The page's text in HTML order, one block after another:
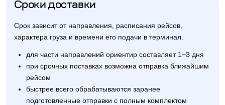
Сроки доставки
Срок зависит от направления, расписания рейсов,
характера груза и времени его подачи в терминал.
для части направлений ориентир составляет 1–3 дня
при срочных поставках возможна отправка ближайшим
рейсом
быстрее всего обрабатываются заранее
подготовленные отправки с полным комплектом